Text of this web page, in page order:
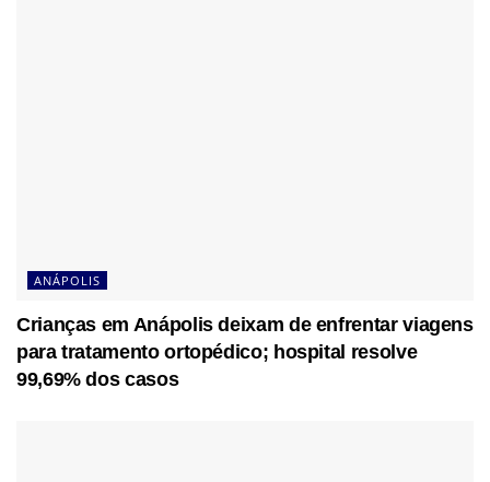
ANÁPOLIS
Crianças em Anápolis deixam de enfrentar viagens
para tratamento ortopédico; hospital resolve
99,69% dos casos